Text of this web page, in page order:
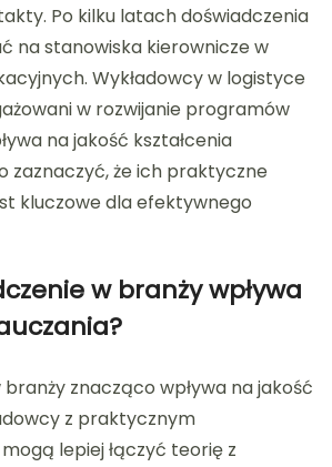
Po kilku latach doświadczenia
na stanowiska kierownicze w
Wykładowcy w logistyce
w rozwijanie programów
na jakość kształcenia
zaznaczyć, że ich praktyczne
kluczowe dla efektywnego
w branży wpływa
znacząco wpływa na jakość
z praktycznym
lepiej łączyć teorię z